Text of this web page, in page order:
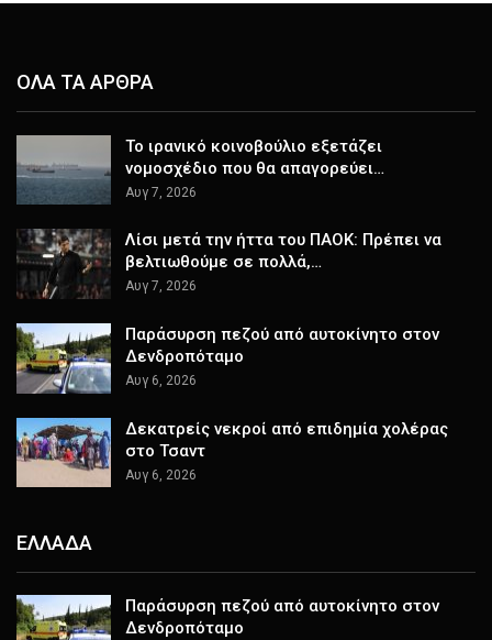
ΟΛΑ ΤΑ ΑΡΘΡΑ
Το ιρανικό κοινοβούλιο εξετάζει
νομοσχέδιο που θα απαγορεύει…
Αυγ 7, 2026
Λίσι μετά την ήττα του ΠΑΟΚ: Πρέπει να
βελτιωθούμε σε πολλά,…
Αυγ 7, 2026
Παράσυρση πεζού από αυτοκίνητο στον
Δενδροπόταμο
Αυγ 6, 2026
Δεκατρείς νεκροί από επιδημία χολέρας
στο Τσαντ
Αυγ 6, 2026
ΕΛΛΑΔΑ
Παράσυρση πεζού από αυτοκίνητο στον
Δενδροπόταμο